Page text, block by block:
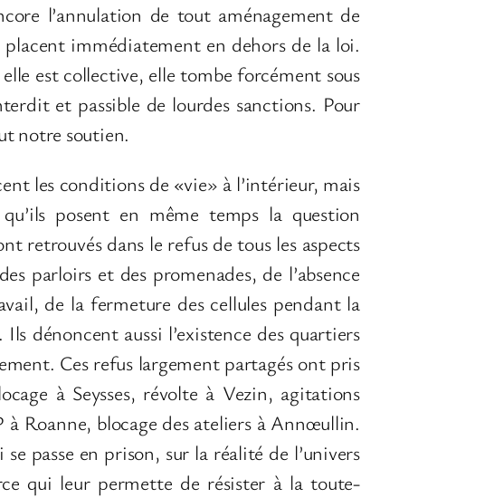
l’annulation de tout aménagement de
immédiatement en dehors de la loi.
est collective, elle tombe forcément sous
et passible de lourdes sanctions. Pour
notre soutien.
les conditions de «vie» à l’intérieur, mais
posent en même temps la question
retrouvés dans le refus de tous les aspects
parloirs et des promenades, de l’absence
de la fermeture des cellules pendant la
dénoncent aussi l’existence des quartiers
Ces refus largement partagés ont pris
à Seysses, révolte à Vezin, agitations
Roanne, blocage des ateliers à Annœullin.
passe en prison, sur la réalité de l’univers
qui leur permette de résister à la toute-